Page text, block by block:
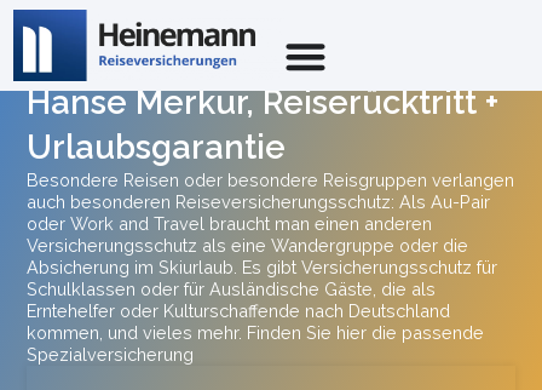
Hanse Merkur, Reise­rück­tritt +
Urlaubs­ga­rantie
Besondere Reisen oder besondere Reisgruppen verlangen
auch besonderen Reiseversicherungsschutz: Als Au-Pair
oder Work and Travel braucht man einen anderen
Versicherungsschutz als eine Wandergruppe oder die
Absicherung im Skiurlaub. Es gibt Versicherungsschutz für
Schulklassen oder für Ausländische Gäste, die als
Erntehelfer oder Kulturschaffende nach Deutschland
kommen, und vieles mehr. Finden Sie hier die passende
Spezialversicherung